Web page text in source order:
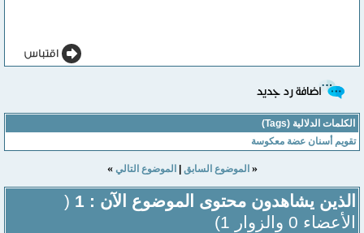
الكلمات الدلالية (Tags)
تقويم أسنان عضة معكوسة
« الموضوع السابق|الموضوع التالي »
الذين يشاهدون محتوى الموضوع الآن : 1
(
الأعضاء 0 والزوار 1)